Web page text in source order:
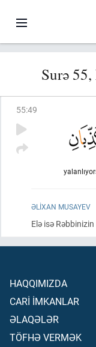
Surə
55:49
ƏLIXAN MUSAYEV
Elə isə Rəbbinizin
HAQQIMIZDA
CARİ İMKANLAR
ƏLAQƏLƏR
TÖFHƏ VERMƏK